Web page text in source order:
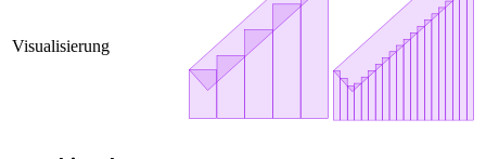
Visualisierung